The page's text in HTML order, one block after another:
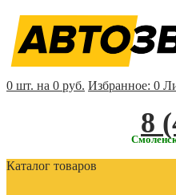
0 шт. на 0 руб. Избранное: 0
‎‎8
Каталог товаров